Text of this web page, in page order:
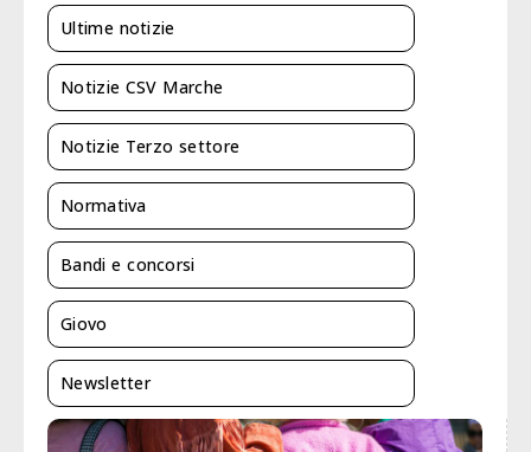
Ultime notizie
Notizie CSV Marche
Notizie Terzo settore
Normativa
Bandi e concorsi
Giovo
Newsletter